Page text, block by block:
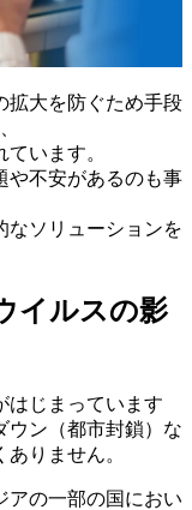
拡大を防ぐため手段
います。
や不安があるのも事
なソリューションを
イルスの影
はじまっています
ウン（都市封鎖）な
りません。
アの一部の国におい